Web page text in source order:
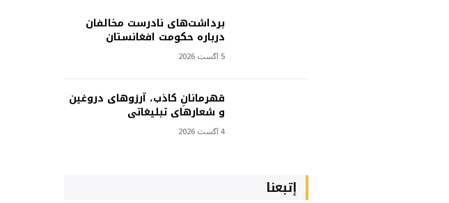
برداشت‌های نادرست مخالفان
درباره حکومت افغانستان
5 آگست 2026
قهرمانانِ کاذب، آرزوهای دروغین
و شعارهای تبلیغاتی
4 آگست 2026
إتبعنا